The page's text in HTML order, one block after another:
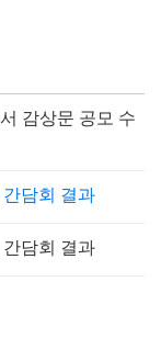
감상문 공모 수
담회 결과
담회 결과